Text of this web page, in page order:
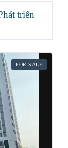
triển
FOR SALE